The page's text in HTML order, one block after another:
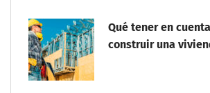
Qué tener en
construir una